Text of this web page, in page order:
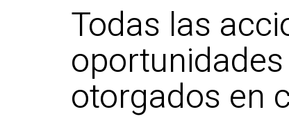
Todas las
otorgados en